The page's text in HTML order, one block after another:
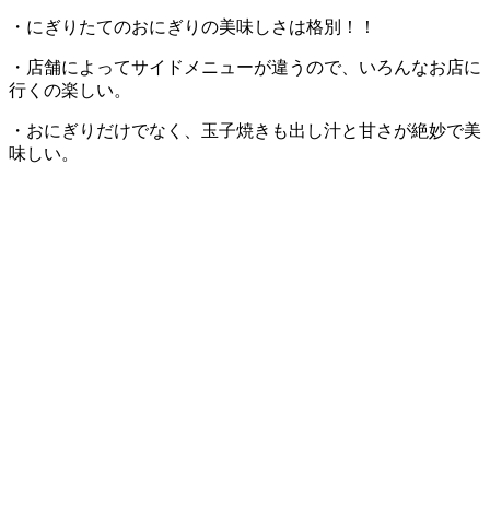
・にぎりたてのおにぎりの美味しさは格別！！
・店舗によってサイドメニューが違うので、いろんなお店に
行くの楽しい。
・おにぎりだけでなく、玉子焼きも出し汁と甘さが絶妙で美
味しい。